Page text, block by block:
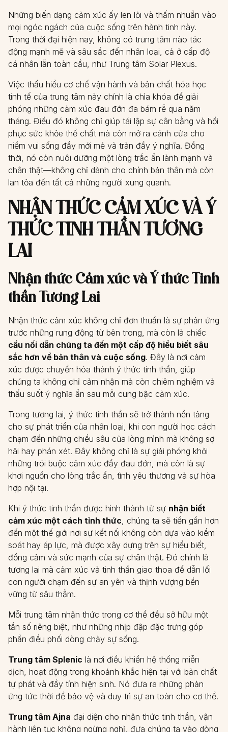
Những biến dạng cảm xúc ấy len lỏi và thấm nhuần vào
mọi ngóc ngách của cuộc sống trên hành tinh này.
Trong thời đại hiện nay, không có trung tâm nào tác
động mạnh mẽ và sâu sắc đến nhân loại, cả ở cấp độ
cá nhân lẫn toàn cầu, như Trung tâm Solar Plexus.
Việc thấu hiểu cơ chế vận hành và bản chất hóa học
tinh tế của trung tâm này chính là chìa khóa để giải
phóng những cảm xúc đau đớn đã bám rễ qua năm
tháng. Điều đó không chỉ giúp tái lập sự cân bằng và hồi
phục sức khỏe thể chất mà còn mở ra cánh cửa cho
niềm vui sống đầy mới mẻ và tràn đầy ý nghĩa. Đồng
thời, nó còn nuôi dưỡng một lòng trắc ẩn lành mạnh và
chân thật—không chỉ dành cho chính bản thân mà còn
lan tỏa đến tất cả những người xung quanh.
NHẬN THỨC CẢM XÚC VÀ Ý
THỨC TINH THẦN TƯƠNG
LAI
Nhận thức Cảm xúc và Ý thức Tinh
thần Tương Lai
Nhận thức cảm xúc không chỉ đơn thuần là sự phản ứng
trước những rung động từ bên trong, mà còn là chiếc
cầu nối dẫn chúng ta đến một cấp độ hiểu biết sâu
sắc hơn về bản thân và cuộc sống. Đây là nơi cảm
xúc được chuyển hóa thành ý thức tinh thần, giúp
chúng ta không chỉ cảm nhận mà còn chiêm nghiệm và
thấu suốt ý nghĩa ẩn sau mỗi cung bậc cảm xúc.
Trong tương lai, ý thức tinh thần sẽ trở thành nền tảng
cho sự phát triển của nhân loại, khi con người học cách
chạm đến những chiều sâu của lòng mình mà không sợ
hãi hay phán xét. Đây không chỉ là sự giải phóng khỏi
những trói buộc cảm xúc đầy đau đớn, mà còn là sự
khơi nguồn cho lòng trắc ẩn, tình yêu thương và sự hòa
hợp nội tại.
Khi ý thức tinh thần được hình thành từ sự nhận biết
cảm xúc một cách tỉnh thức, chúng ta sẽ tiến gần hơn
đến một thế giới nơi sự kết nối không còn dựa vào kiểm
soát hay áp lực, mà được xây dựng trên sự hiểu biết,
đồng cảm và sức mạnh của sự chân thật. Đó chính là
tương lai mà cảm xúc và tinh thần giao thoa để dẫn lối
con người chạm đến sự an yên và thịnh vượng bền
vững từ sâu thẳm.
Mỗi trung tâm nhận thức trong cơ thể đều sở hữu một
tần số riêng biệt, như những nhịp đập đặc trưng góp
phần điều phối dòng chảy sự sống.
Trung tâm Splenic là nơi điều khiển hệ thống miễn
dịch, hoạt động trong khoảnh khắc hiện tại với bản chất
tự phát và đầy tính hiện sinh. Nó đưa ra những phản
ứng tức thời để bảo vệ và duy trì sự an toàn cho cơ thể.
Trung tâm Ajna đại diện cho nhận thức tinh thần, vận
hành liên tục không ngừng nghỉ, đưa chúng ta vào dòng